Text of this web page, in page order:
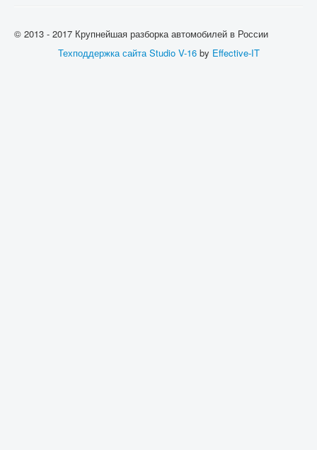
© 2013 - 2017 Крупнейшая разборка автомобилей в России
Техподдержка сайта Studio V-16by Effective-IT